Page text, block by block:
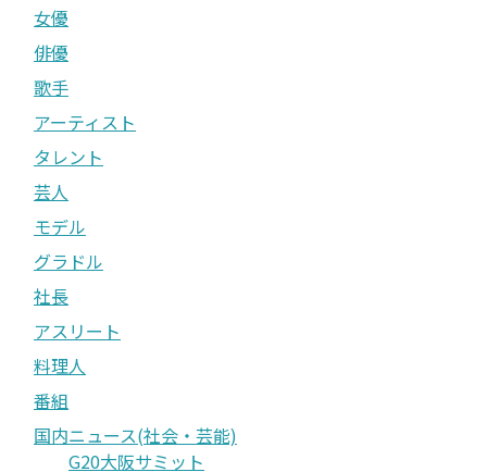
女優
俳優
歌手
アーティスト
タレント
芸人
モデル
グラドル
社長
アスリート
料理人
番組
国内ニュース(社会・芸能)
G20大阪サミット